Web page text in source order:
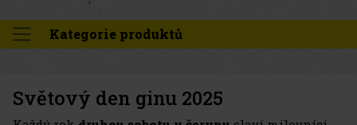
Kategorie produktů
Světový den ginu 2025